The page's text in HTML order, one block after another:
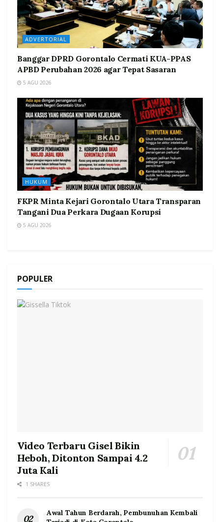
ADVERTORIAL
Banggar DPRD Gorontalo Cermati KUA-PPAS
APBD Perubahan 2026 agar Tepat Sasaran
5 AGU 2026
HUKUM
FKPR Minta Kejari Gorontalo Utara Transparan
Tangani Dua Perkara Dugaan Korupsi
5 AGU 2026
POPULER
Video Terbaru Gisel Bikin
Heboh, Ditonton Sampai 4.2
Juta Kali
1 SHARES
Awal Tahun Berdarah, Pembunuhan Kembali